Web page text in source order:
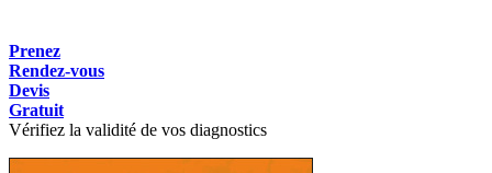
Prenez
Rendez-vous
Devis
Gratuit
Vérifiez la validité de vos diagnostics